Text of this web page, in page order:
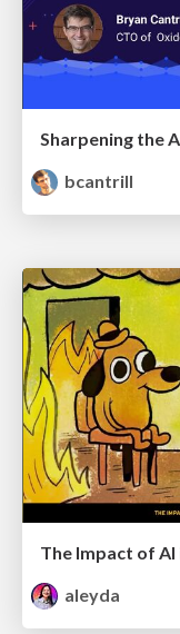
Sharpening the
bcantrill
aleyda